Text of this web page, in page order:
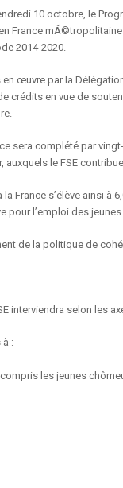
10 octobre, le
France
2014-2020.
œuvre par la
crédits en vue de
sera complété par
le FSE
France s’élève ainsi à
pour l’emploi des
de la politique de
interviendra selon les
à :
les jeunes